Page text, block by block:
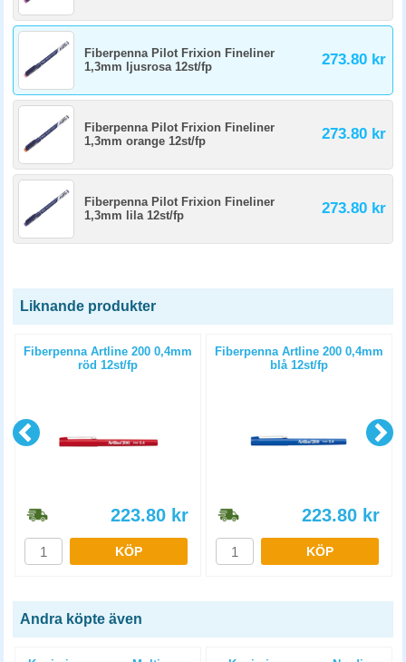
Fiberpenna Pilot Frixion Fineliner
1,3mm ljusrosa 12st/fp
273.80 kr
Fiberpenna Pilot Frixion Fineliner
1,3mm orange 12st/fp
273.80 kr
Fiberpenna Pilot Frixion Fineliner
1,3mm lila 12st/fp
273.80 kr
Liknande produkter
Fiberpenna Artline 200 0,4mm
röd 12st/fp
223.80 kr
KÖP
Fiberpenna Artline 200 0,4mm
blå 12st/fp
223.80 kr
KÖP
Andra köpte även